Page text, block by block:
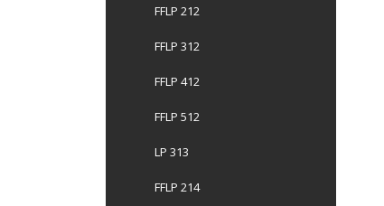
FFLP 212
FFLP 312
FFLP 412
FFLP 512
LP 313
FFLP 214